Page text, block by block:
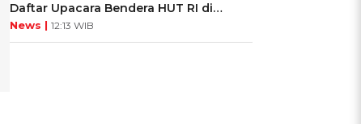
Daftar Upacara Bendera HUT RI di
Istana Negara
News | 12:13 WIB